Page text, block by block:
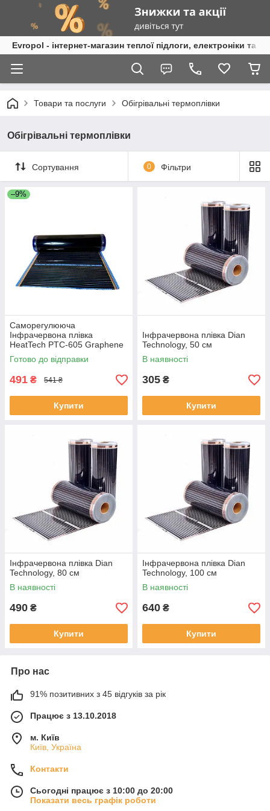
Evropol - інтернет-магазин теплої підлоги, електроніки та
Товари та послуги Обігрівальні термоплівки
Обігрівальні термоплівки
Сортування 0 Фільтри
–9%
Саморегулююча
Інфрачервона плівка
HeatTech PTC-605 Graphene
50 см з Графеном Синя
Готово до відправки
491 ₴ 541 ₴
Купити
Інфрачервона плівка Dian
Technology, 50 см
В наявності
305 ₴
Купити
Інфрачервона плівка Dian
Technology, 80 см
В наявності
490 ₴
Купити
Інфрачервона плівка Dian
Technology, 100 см
В наявності
640 ₴
Купити
Про нас
91% позитивних з 45 відгуків за рік
Працює з 13.10.2018
м. Київ
Київ, Україна
Контакти
Сьогодні працює з 10:00 до 20:00
Показати весь графік роботи